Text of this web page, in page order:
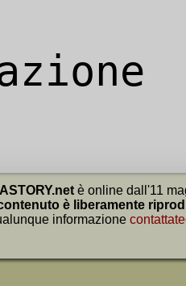
è online dall'11
è liberamente
informazione